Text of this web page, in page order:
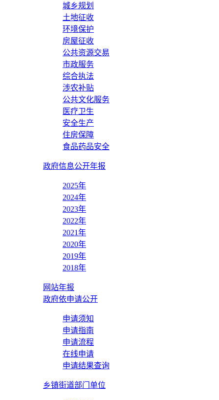
城乡规划
土地征收
环境保护
房屋征收
公共资源交易
市政服务
综合执法
涉农补贴
公共文化服务
医疗卫生
安全生产
住房保障
食品药品安全
政府信息公开年报
2025年
2024年
2023年
2022年
2021年
2020年
2019年
2018年
网站年报
政府依申请公开
申请须知
申请指南
申请流程
在线申请
申请结果查询
乡镇街道部门单位